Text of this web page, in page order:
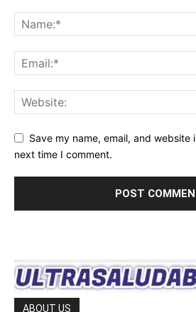
Save my name, email, and website
next time I comment.
ABOUT US